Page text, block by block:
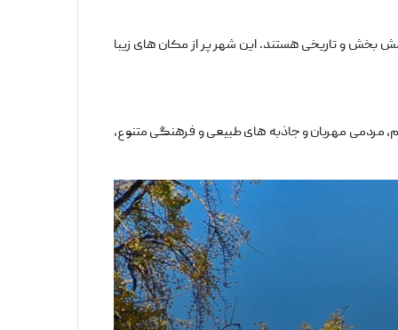
بخش و تاریخی هستند. این شهر پر از مکان‌ های زیبا
مردمی مهربان و جاذبه ‌های طبیعی و فرهنگی متنوع،